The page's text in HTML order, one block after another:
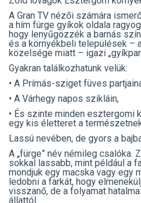
A Gran TV nézői számára
a hím fürge gyíkok oldala
hogy lenyűgözzék a barnás
és a környékbeli települések –
közelsége miatt – igazi
Gyakran találkozhatunk velük:
• A Prímás-sziget füves
• A Várhegy napos szikláin,
• És szinte minden esztergomi
egy kis életteret a
Lassú nevében, de gyors a
A „fürge” név némileg
sokkal lassabb, mint például a
mondjuk egy macska vagy egy
ledobni a farkát, hogy
visszanő, de a folyamat
állattól.